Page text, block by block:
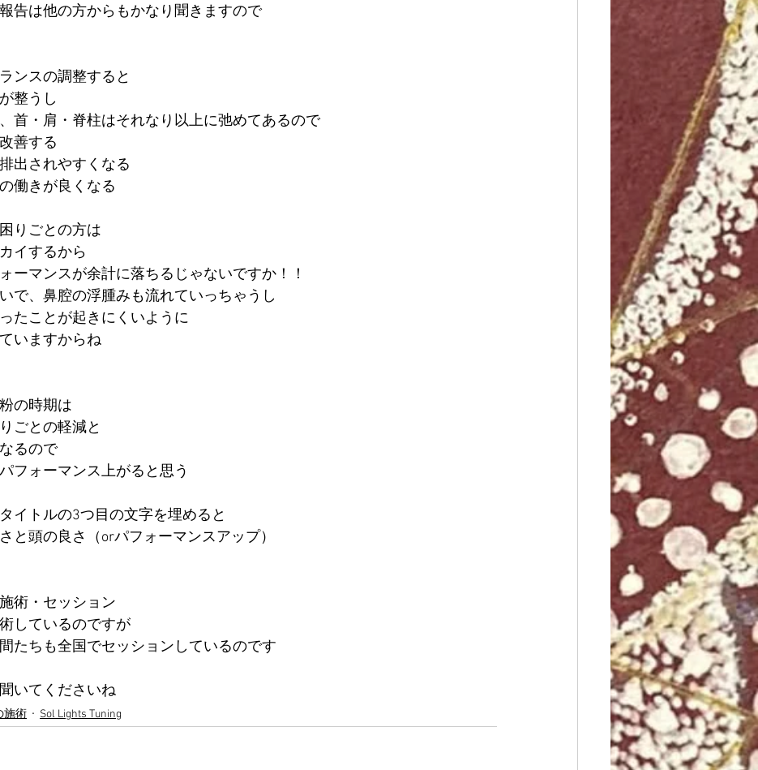
告は他の方からもかなり聞きますので
ンスの調整すると
整うし
首・肩・脊柱はそれなり以上に弛めてあるので
善する
出されやすくなる
働きが良くなる
りごとの方は
イするから
ーマンスが余計に落ちるじゃないですか！！
で、鼻腔の浮腫みも流れていっちゃうし
たことが起きにくいように
いますからね
の時期は
ごとの軽減と
るので
フォーマンス上がると思う
イトルの3つ目の文字を埋めると
と頭の良さ（orパフォーマンスアップ）
術・セッション
しているのですが
たちも全国でセッションしているのです
いてくださいね
施術 Sol Lights Tuning